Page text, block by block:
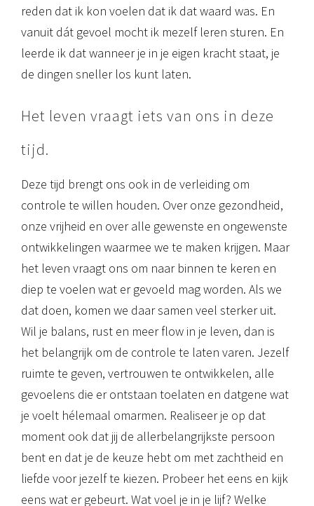
reden dat ik kon voelen dat ik dat waard was. En
vanuit dát gevoel mocht ik mezelf leren sturen. En
leerde ik dat wanneer je in je eigen kracht staat, je
de dingen sneller los kunt laten.
Het leven vraagt iets van ons in deze
tijd.
Deze tijd brengt ons ook in de verleiding om
controle te willen houden. Over onze gezondheid,
onze vrijheid en over alle gewenste en ongewenste
ontwikkelingen waarmee we te maken krijgen. Maar
het leven vraagt ons om naar binnen te keren en
diep te voelen wat er gevoeld mag worden. Als we
dat doen, komen we daar samen veel sterker uit.
Wil je balans, rust en meer flow in je leven, dan is
het belangrijk om de controle te laten varen. Jezelf
ruimte te geven, vertrouwen te ontwikkelen, alle
gevoelens die er ontstaan toelaten en datgene wat
je voelt hélemaal omarmen. Realiseer je op dat
moment ook dat jij de allerbelangrijkste persoon
bent en dat je de keuze hebt om met zachtheid en
liefde voor jezelf te kiezen. Probeer het eens en kijk
eens wat er gebeurt. Wat voel je in je lijf? Welke